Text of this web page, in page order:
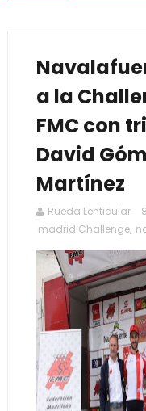
a la
FMC con
David
Martínez
Rueda Lenticular
madrid Challenge,